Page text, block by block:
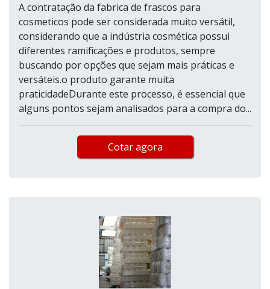
A contratação da fabrica de frascos para
cosmeticos pode ser considerada muito versátil,
considerando que a indústria cosmética possui
diferentes ramificações e produtos, sempre
buscando por opções que sejam mais práticas e
versáteis.o produto garante muita
praticidadeDurante este processo, é essencial que
alguns pontos sejam analisados para a compra do...
Cotar agora